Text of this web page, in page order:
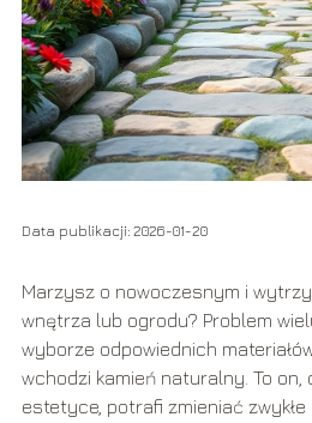
Data publikacji: 2026-01-20
Marzysz o nowoczesnym i
wnętrza lub ogrodu? Problem
wyborze odpowiednich
wchodzi kamień naturalny. To on,
estetyce, potrafi zmieniać